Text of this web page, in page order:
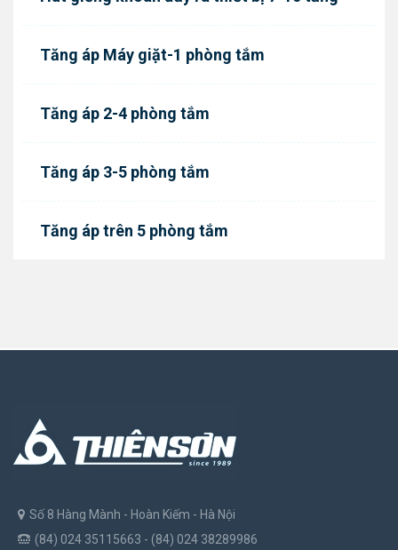
Tăng áp Máy giặt-1 phòng tắm
Tăng áp 2-4 phòng tắm
Tăng áp 3-5 phòng tắm
Tăng áp trên 5 phòng tắm
Số 8 Hàng Mành - Hoàn Kiếm - Hà Nội
(84) 024 35115663 - (84) 024 38289986